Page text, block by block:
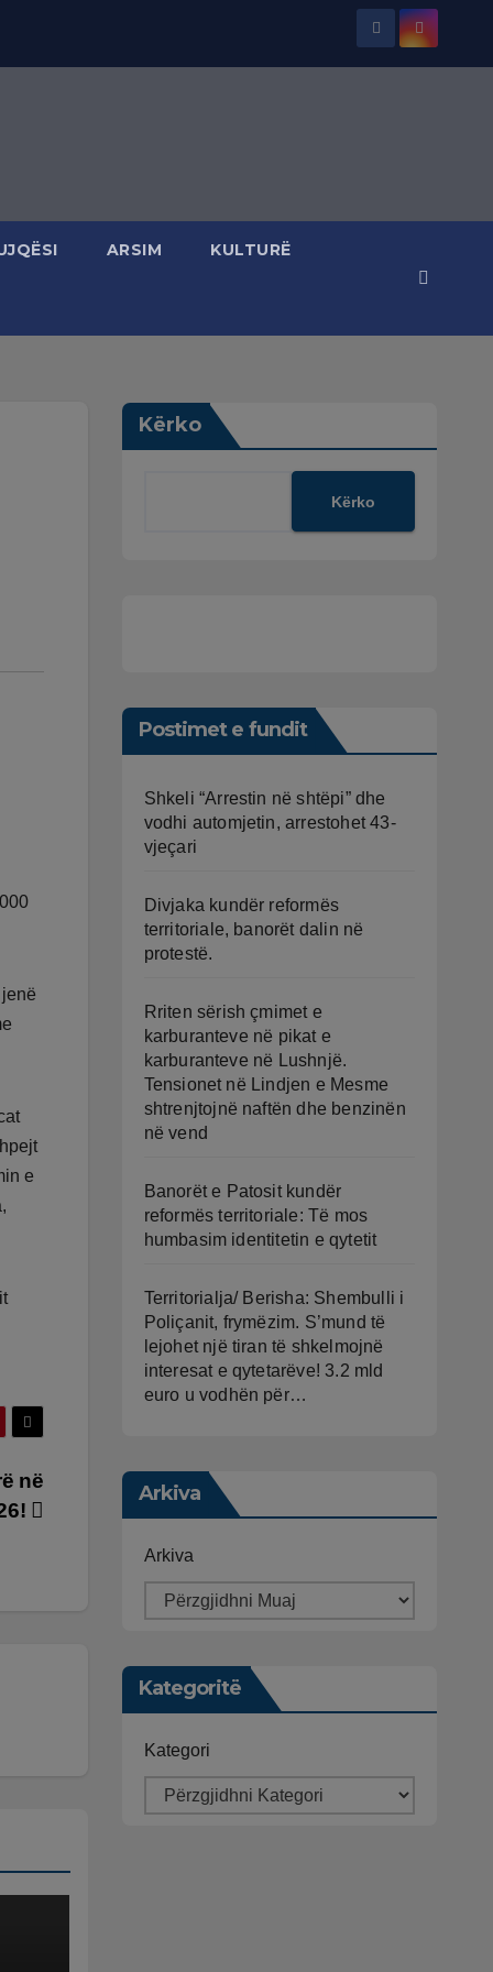
ARSIM KULTURË
e
në
Kërko
Kërko
Postimet e fundit
Shkeli “Arrestin në shtëpi” dhe
vodhi automjetin, arrestohet 43-
vjeçari
Divjaka kundër reformës
territoriale, banorët dalin në
protestë.
Rriten sërish çmimet e
karburanteve në pikat e
karburanteve në Lushnjë.
Tensionet në Lindjen e Mesme
shtrenjtojnë naftën dhe benzinën
në vend
Banorët e Patosit kundër
reformës territoriale: Të mos
humbasim identitetin e qytetit
Territorialja/ Berisha: Shembulli i
Poliçanit, frymëzim. S’mund të
lejohet një tiran të shkelmojnë
interesat e qytetarëve! 3.2 mld
euro u vodhën për…
Arkiva
Arkiva
Kategoritë
Kategori